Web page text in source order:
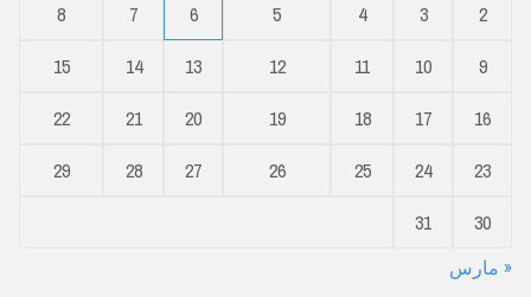
2
3
4
5
6
7
8
9
10
11
12
13
14
15
16
17
18
19
20
21
22
23
24
25
26
27
28
29
30
31
« مارس